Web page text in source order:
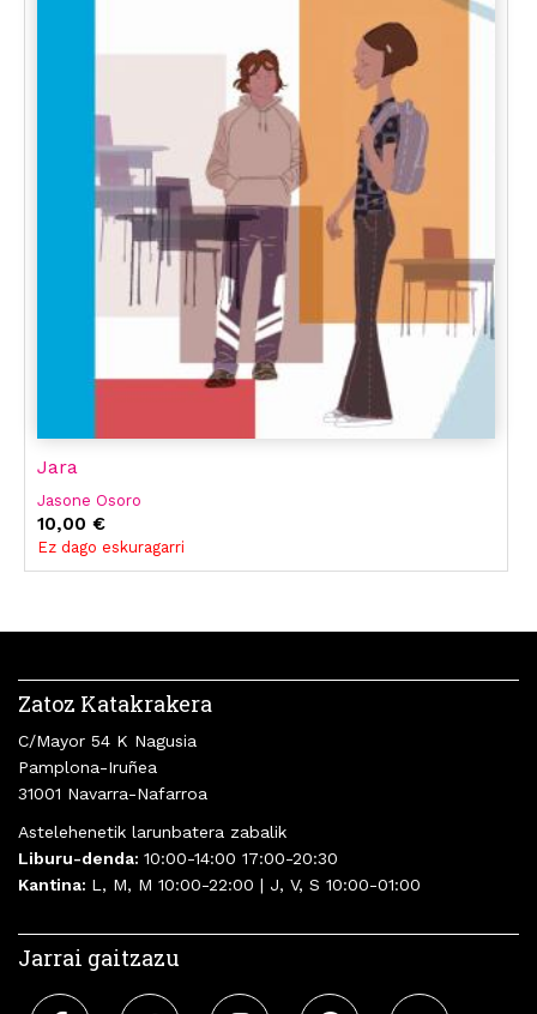
Jara
Jasone Osoro
10,00 €
Ez dago eskuragarri
Zatoz Katakrakera
C/Mayor 54 K Nagusia
Pamplona-Iruñea
31001 Navarra-Nafarroa
Astelehenetik larunbatera zabalik
Liburu-denda: 10:00-14:00 17:00-20:30
Kantina: L, M, M 10:00-22:00 | J, V, S 10:00-01:00
Jarrai gaitzazu